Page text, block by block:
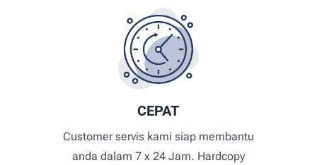
CEPAT
Customer servis kami siap membantu
anda dalam 7 x 24 Jam. Hardcopy